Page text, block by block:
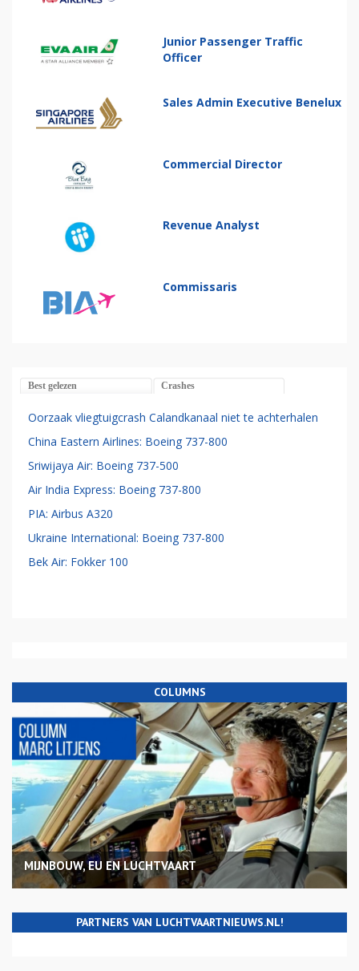
Junior Passenger Traffic
Officer
Sales Admin Executive Benelux
Commercial Director
Revenue Analyst
Commissaris
Best gelezen Crashes
Oorzaak vliegtuigcrash Calandkanaal niet te achterhalen
China Eastern Airlines: Boeing 737-800
Sriwijaya Air: Boeing 737-500
Air India Express: Boeing 737-800
PIA: Airbus A320
Ukraine International: Boeing 737-800
Bek Air: Fokker 100
COLUMNS
MIJNBOUW, EU EN LUCHTVAART
PARTNERS VAN LUCHTVAARTNIEUWS.NL!